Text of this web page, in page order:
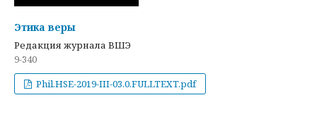
Этика веры
Редакция журнала ВШЭ
9-340
Phil.HSE-2019-III-03.0.FULLTEXT.pdf